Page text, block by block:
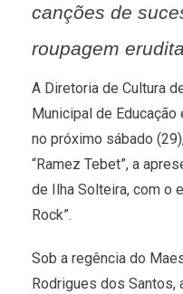
canções de
roupagem
A Diretoria de Cultura
Municipal de Educação
no próximo sábado
“Ramez Tebet”, a
de Ilha Solteira, com o
Rock”.
Sob a regência do
Rodrigues dos Santos,